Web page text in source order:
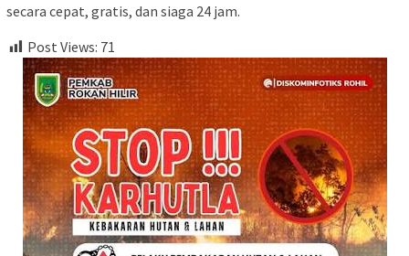
secara cepat, gratis, dan siaga 24 jam.
Post Views: 71